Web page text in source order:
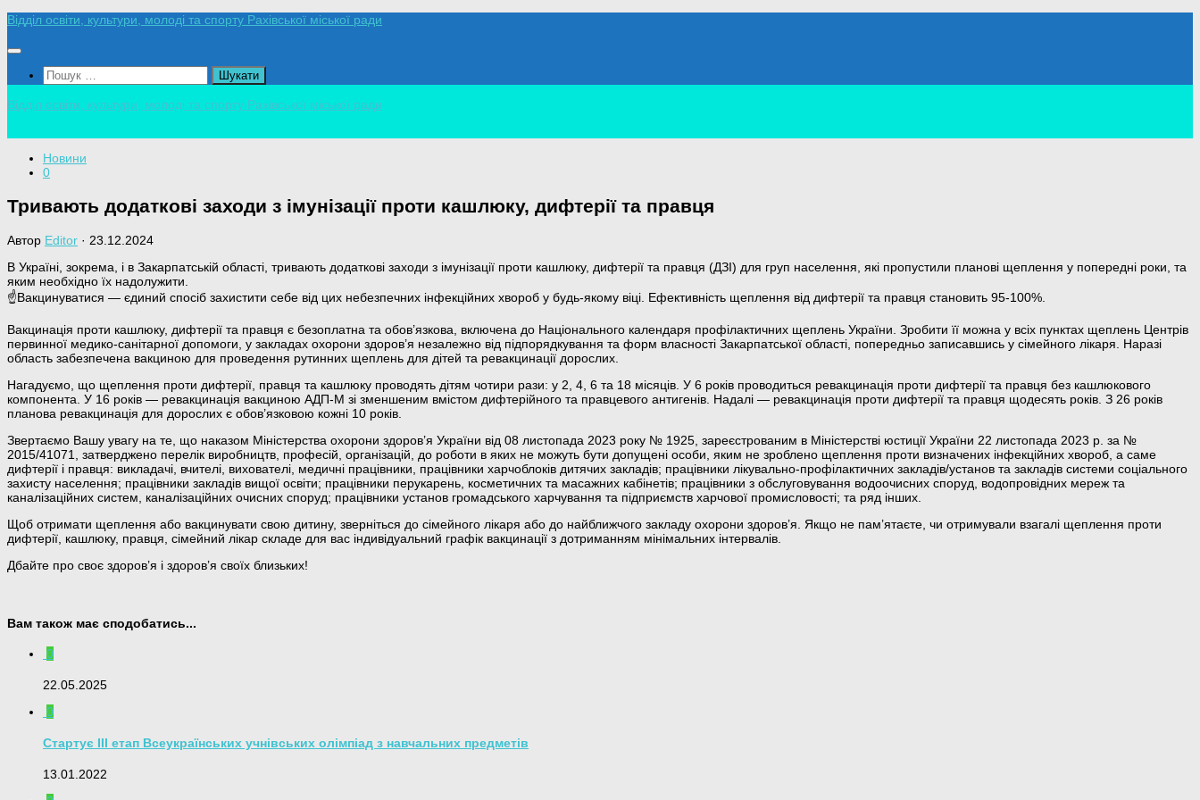
Skip
content
Відділ освіти, культури, молоді та спорту Рахівської міської ради
Пошук:
Відділ освіти, культури, молоді та спорту Рахівської міської ради
Новини
0
Тривають додаткові заходи з імунізації проти кашлюку, дифтерії та правця
Автор Editor · 23.12.2024
В Україні, зокрема, і в Закарпатській області, тривають додаткові заходи з імунізації проти кашлюку, дифтерії та правця (ДЗІ) для груп населення, які пропустили планові щеплення у попередні роки, та
яким необхідно їх надолужити.
☝️Вакцинуватися — єдиний спосіб захистити себе від цих небезпечних інфекційних хвороб у будь-якому віці. Ефективність щеплення від дифтерії та правця становить 95-100%.
Вакцинація проти кашлюку, дифтерії та правця є безоплатна та обов’язкова, включена до Національного календаря профілактичних щеплень України. Зробити її можна у всіх пунктах щеплень Центрів
первинної медико-санітарної допомоги, у закладах охорони здоров’я незалежно від підпорядкування та форм власності Закарпатської області, попередньо записавшись у сімейного лікаря. Наразі
область забезпечена вакциною для проведення рутинних щеплень для дітей та ревакцинації дорослих.
Нагадуємо, що щеплення проти дифтерії, правця та кашлюку проводять дітям чотири рази: у 2, 4, 6 та 18 місяців. У 6 років проводиться ревакцинація проти дифтерії та правця без кашлюкового
компонента. У 16 років — ревакцинація вакциною АДП-М зі зменшеним вмістом дифтерійного та правцевого антигенів. Надалі — ревакцинація проти дифтерії та правця щодесять років. З 26 років
планова ревакцинація для дорослих є обов’язковою кожні 10 років.
Звертаємо Вашу увагу на те, що наказом Міністерства охорони здоров’я України від 08 листопада 2023 року № 1925, зареєстрованим в Міністерстві юстиції України 22 листопада 2023 р. за №
2015/41071, затверджено перелік виробництв, професій, організацій, до роботи в яких не можуть бути допущені особи, яким не зроблено щеплення проти визначених інфекційних хвороб, а саме
дифтерії і правця: викладачі, вчителі, вихователі, медичні працівники, працівники харчоблоків дитячих закладів; працівники лікувально-профілактичних закладів/установ та закладів системи соціального
захисту населення; працівники закладів вищої освіти; працівники перукарень, косметичних та масажних кабінетів; працівники з обслуговування водоочисних споруд, водопровідних мереж та
каналізаційних систем, каналізаційних очисних споруд; працівники установ громадського харчування та підприємств харчової промисловості; та ряд інших.
Щоб отримати щеплення або вакцинувати свою дитину, зверніться до сімейного лікаря або до найближчого закладу охорони здоров’я. Якщо не пам’ятаєте, чи отримували взагалі щеплення проти
дифтерії, кашлюку, правця, сімейний лікар складе для вас індивідуальний графік вакцинації з дотриманням мінімальних інтервалів.
Дбайте про своє здоров’я і здоров’я своїх близьких!
Вам також має сподобатись...
0
22.05.2025
0
Стартує ІІІ етап Всеукраїнських учнівських олімпіад з навчальних предметів
13.01.2022